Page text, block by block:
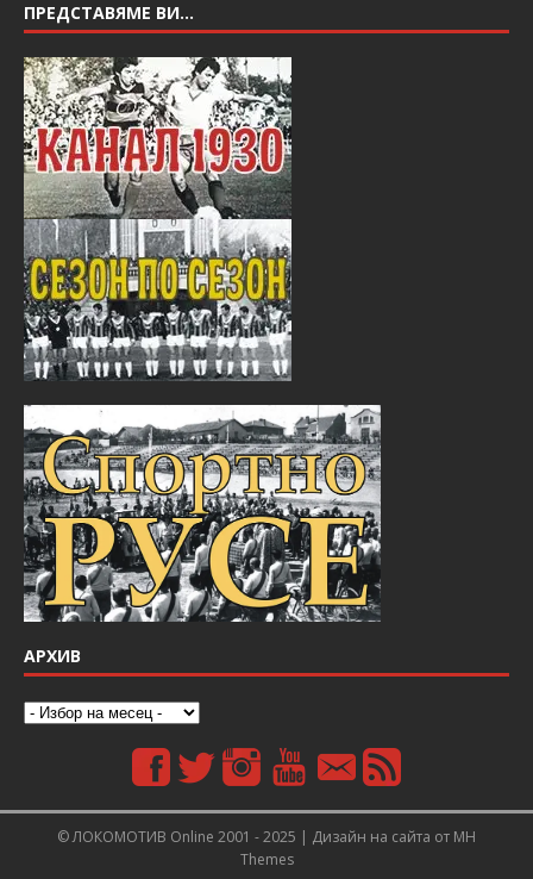
ПРЕДСТАВЯМЕ ВИ…
АРХИВ
© ЛОКОМОТИВ Online 2001 - 2025 | Дизайн на сайта от MH
Themes